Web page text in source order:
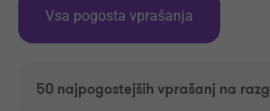
Vsa pogosta vprašanja
50 najpogostejših vprašanj na